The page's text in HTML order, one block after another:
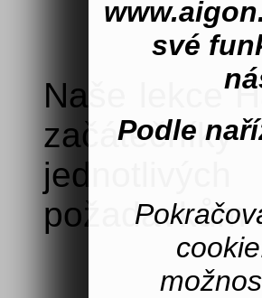
své
Podle
Naše lekce
požadavkům